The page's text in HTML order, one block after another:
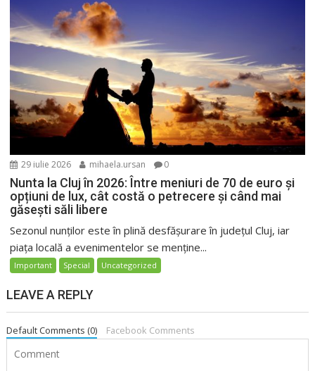
29 iulie 2026 mihaela.ursan 0
Nunta la Cluj în 2026: Între meniuri de 70 de euro și
opțiuni de lux, cât costă o petrecere și când mai
găsești săli libere
Sezonul nunților este în plină desfășurare în județul Cluj, iar
piața locală a evenimentelor se menține...
Important Special Uncategorized
LEAVE A REPLY
Default Comments (0) Facebook Comments